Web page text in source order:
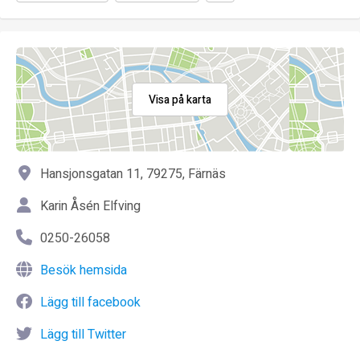
Visa på karta
Hansjonsgatan 11, 79275, Färnäs
Karin Åsén Elfving
0250-26058
Besök hemsida
Lägg till facebook
Lägg till Twitter